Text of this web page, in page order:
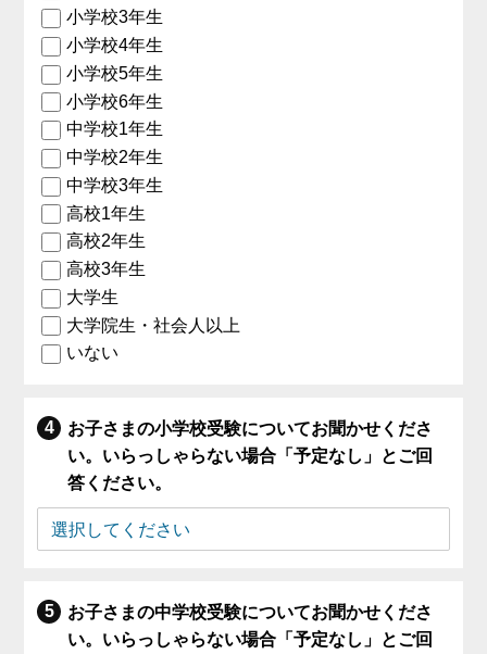
小学校3年生
小学校4年生
小学校5年生
小学校6年生
中学校1年生
中学校2年生
中学校3年生
高校1年生
高校2年生
高校3年生
大学生
大学院生・社会人以上
いない
お子さまの小学校受験についてお聞かせくださ
い。いらっしゃらない場合「予定なし」とご回
答ください。
お子さまの中学校受験についてお聞かせくださ
い。いらっしゃらない場合「予定なし」とご回